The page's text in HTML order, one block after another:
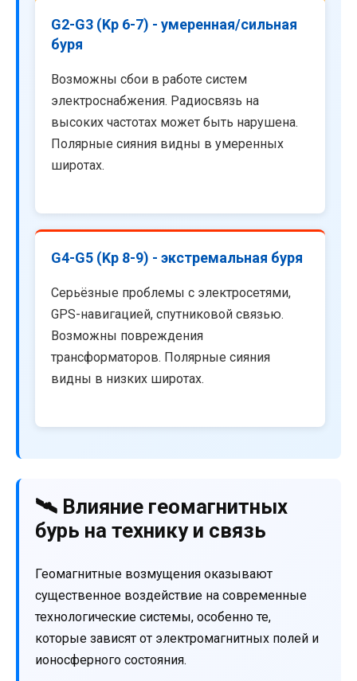
G2-G3 (Kp 6-7) - умеренная/сильная
буря
Возможны сбои в работе систем
электроснабжения. Радиосвязь на
высоких частотах может быть нарушена.
Полярные сияния видны в умеренных
широтах.
G4-G5 (Kp 8-9) - экстремальная буря
Серьёзные проблемы с электросетями,
GPS-навигацией, спутниковой связью.
Возможны повреждения
трансформаторов. Полярные сияния
видны в низких широтах.
🛰️ Влияние геомагнитных
бурь на технику и связь
Геомагнитные возмущения оказывают
существенное воздействие на современные
технологические системы, особенно те,
которые зависят от электромагнитных полей и
ионосферного состояния.